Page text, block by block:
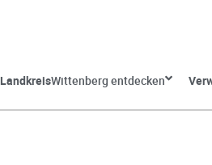
LandkreisWittenberg entdecken